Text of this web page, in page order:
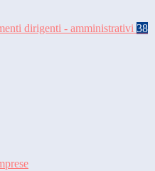
dirigenti - amministrativi 38